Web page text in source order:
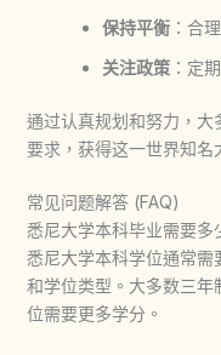
保持平衡：合
关注政策：定
通过认真规划和努力，大
要求，获得这一世界知名
常见问题解答 (FAQ)
悉尼大学本科毕业需要多
悉尼大学本科学位通常需
和学位类型。大多数三年
位需要更多学分。